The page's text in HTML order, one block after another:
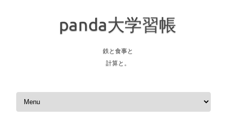
panda大学習帳
鉄と食事と
計算と。
Skip to content